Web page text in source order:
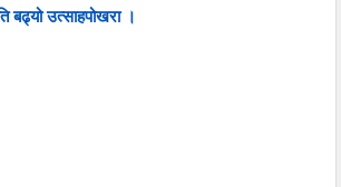
बढ्यो उत्साहपोखरा ।